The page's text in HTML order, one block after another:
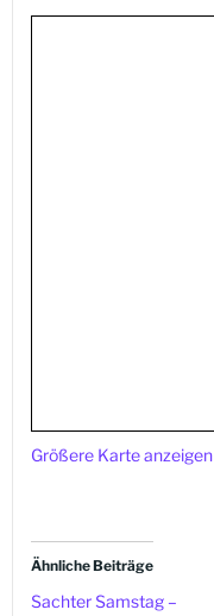
Größere Karte anzeigen
Ähnliche Beiträge
Sachter Samstag –